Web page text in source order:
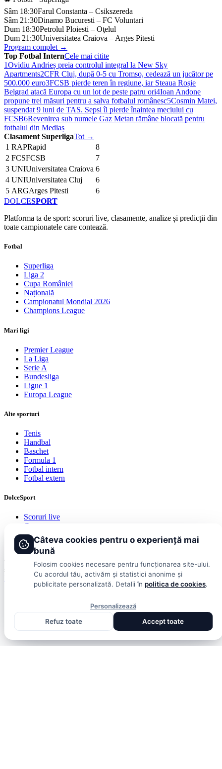
Sâm 18:30Farul Constanta – Csikszereda
Sâm 21:30Dinamo Bucuresti – FC Voluntari
Dum 18:30Petrolul Ploiesti – Oţelul
Dum 21:30Universitatea Craiova – Arges Pitesti
Program complet →
Top Fotbal InternCele mai citite
1Ovidiu Andrieș preia controlul integral la New Sky
Apartments2CFR Cluj, după 0-5 cu Tromso, cedează un jucător pe
500.000 euro3FCSB pierde teren în regiune, iar Steaua Roșie
Belgrad atacă Europa cu un lot de peste patru ori4Ioan Andone
propune trei măsuri pentru a salva fotbalul românesc5Cosmin Matei,
suspendat 9 luni de TAS. Sepsi îl pierde înaintea meciului cu
FCSB6Revenirea sub numele Gaz Metan rămâne blocată pentru
fotbalul din Mediaș
Clasament SuperligaTot →
1 RAPRapid
8
2 FCSFCSB
7
3 UNIUniversitatea Craiova 6
4 UNIUniversitatea Cluj
6
5 ARGArges Pitesti
6
DOLCESPORT
Platforma ta de sport: scoruri live, clasamente, analize și predicții din
toate campionatele care contează.
Fotbal
Superliga
Liga 2
Cupa României
Națională
Campionatul Mondial 2026
Champions League
Mari ligi
Premier League
La Liga
Serie A
Bundesliga
Ligue 1
Europa League
Alte sporturi
Tenis
Handbal
Baschet
Formula 1
Fotbal intern
Fotbal extern
DolceSport
Scoruri live
Contact
Publicitate
Termeni și condiții
© 2026 DolceSport. Toate drepturile rezervate.
Scoruri, clasamente
și analize din toate competițiile
Fotbal intern Fotbal extern Scoruri live
Câteva cookies pentru o experiență mai
bună
Folosim cookies necesare pentru funcționarea site-ului.
Cu acordul tău, activăm și statistici anonime și
publicitate personalizată. Detalii în politica de cookies.
Personalizează
Refuz toate
Accept toate